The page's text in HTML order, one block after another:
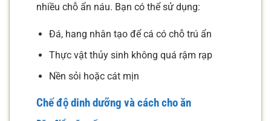
nhiều chỗ ẩn náu. Bạn có thể sử dụng:
Đá, hang nhân tạo để cá có chỗ trú ẩn
Thực vật thủy sinh không quá rậm rạp
Nền sỏi hoặc cát mịn
Chế độ dinh dưỡng và cách cho ăn